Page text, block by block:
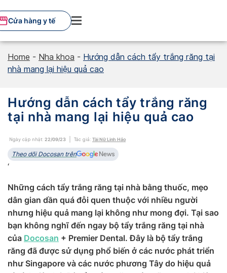
to
content
Cửa hàng y tế
Home - Nha khoa - Hướng dẫn cách tẩy trắng răng tại
nhà mang lại hiệu quả cao
Hướng dẫn cách tẩy trắng răng
tại nhà mang lại hiệu quả cao
Ngày cập nhật: 22/09/23 Tác giả: Tài Nữ Linh Hảo
Theo dõi Docosan trên
‘
Những cách tẩy trắng răng tại nhà bằng thuốc, mẹo
dân gian dần quá đỗi quen thuộc với nhiều người
nhưng hiệu quả mang lại không như mong đợi. Tại sao
bạn không nghĩ đến ngay bộ tẩy trắng răng tại nhà
của Docosan + Premier Dental. Đây là bộ tẩy trắng
răng đã được sử dụng phổ biến ở các nước phát triển
như Singapore và các nước phương Tây do hiệu quả